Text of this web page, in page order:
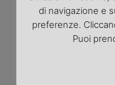
di navigazione e
preferenze.
Puoi